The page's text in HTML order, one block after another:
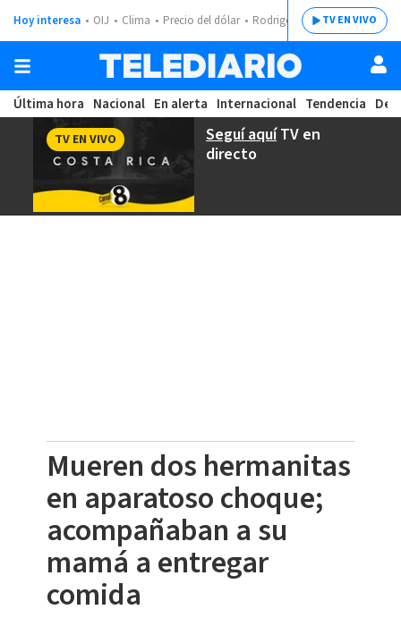
Hoy interesa OIJ Clima Precio del dólar Rodrigo ChavesTV EN VIVO
Última hora Nacional En alerta Internacional Tendencia
Seguí aquíTV en
directo
TV EN VIVO
Mueren dos hermanitas
en aparatoso choque;
acompañaban a su
mamá a entregar
comida